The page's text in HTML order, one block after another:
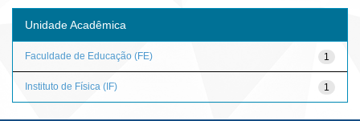
Unidade Acadêmica
1
Faculdade de Educação (FE)
1
Instituto de Física (IF)